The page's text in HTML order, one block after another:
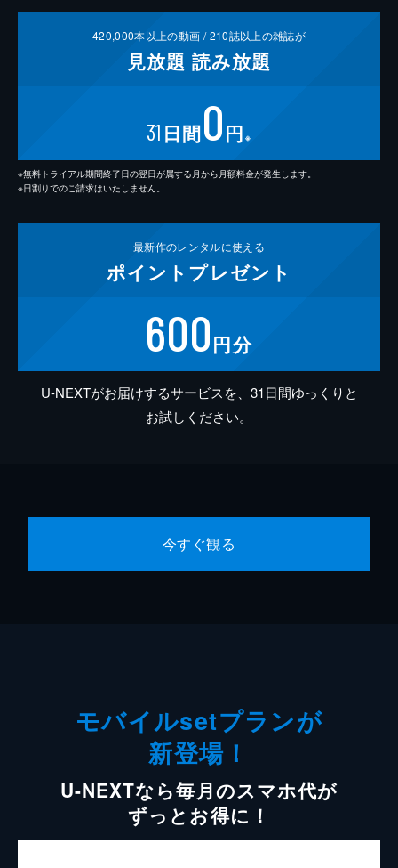
420,000本以上の動画 /210誌以上の雑誌が
見放題 読み放題
31 日間0円 ※
※無料トライアル期間終了日の翌日が属する月から月額料金が発生します。
※日割りでのご請求はいたしません。
最新作のレンタルに使える
ポイント プレゼント
600円分
U-NEXTがお届けするサービスを、31日間ゆっくりと
お試しください。
今すぐ観る
モバイルsetプランが
新登場！
U-NEXTなら毎月のスマホ代が
ずっとお得に！